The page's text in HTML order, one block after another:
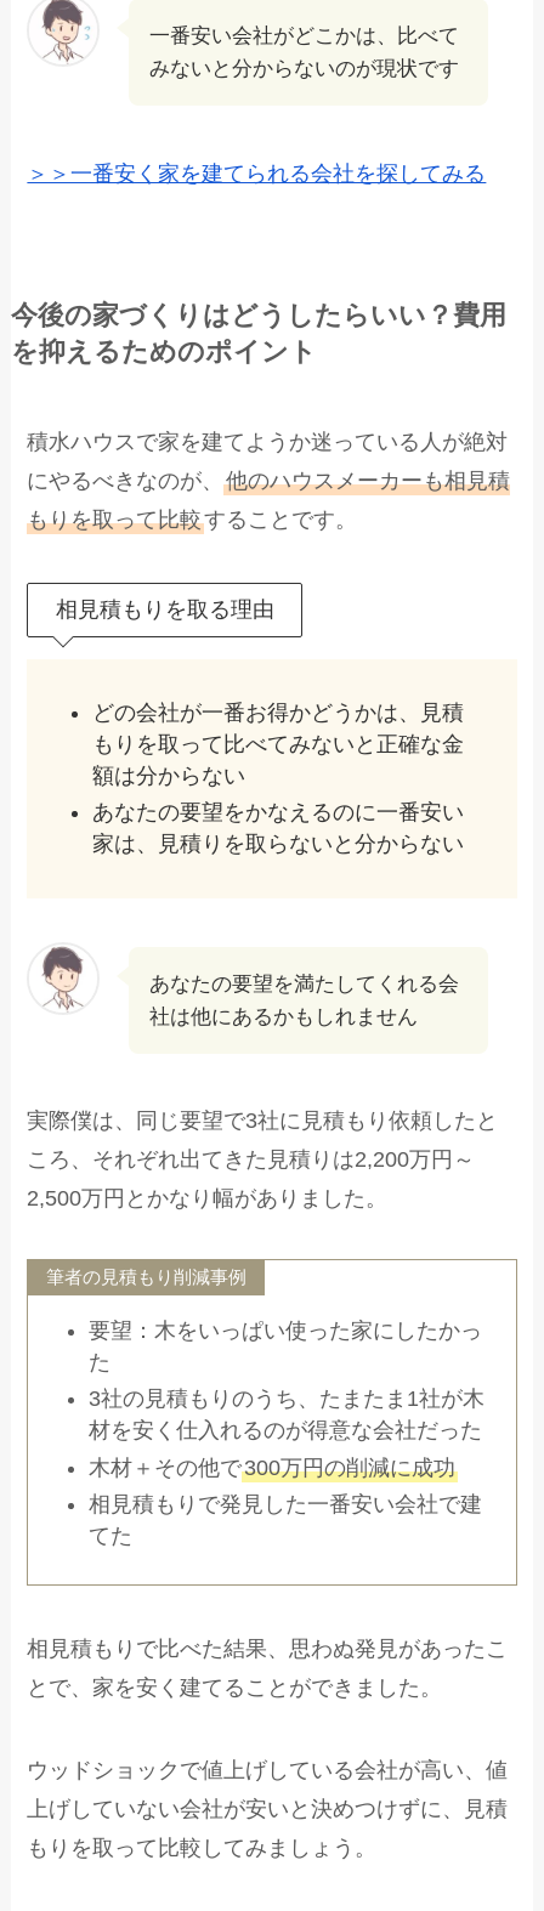
一番安い会社がどこかは、比べて
みないと分からないのが現状です
＞＞一番安く家を建てられる会社を探してみる
今後の家づくりはどうしたらいい？費用
を抑えるためのポイント
積水ハウスで家を建てようか迷っている人が絶対
にやるべきなのが、他のハウスメーカーも相見積
もりを取って比較することです。
相見積もりを取る理由
どの会社が一番お得かどうかは、見積
もりを取って比べてみないと正確な金
額は分からない
あなたの要望をかなえるのに一番安い
家は、見積りを取らないと分からない
あなたの要望を満たしてくれる会
社は他にあるかもしれません
実際僕は、同じ要望で3社に見積もり依頼したと
ころ、それぞれ出てきた見積りは2,200万円～
2,500万円とかなり幅がありました。
筆者の見積もり削減事例
要望：木をいっぱい使った家にしたかっ
た
3社の見積もりのうち、たまたま1社が木
材を安く仕入れるのが得意な会社だった
木材＋その他で300万円の削減に成功
相見積もりで発見した一番安い会社で建
てた
相見積もりで比べた結果、思わぬ発見があったこ
とで、家を安く建てることができました。
ウッドショックで値上げしている会社が高い、値
上げしていない会社が安いと決めつけずに、見積
もりを取って比較してみましょう。